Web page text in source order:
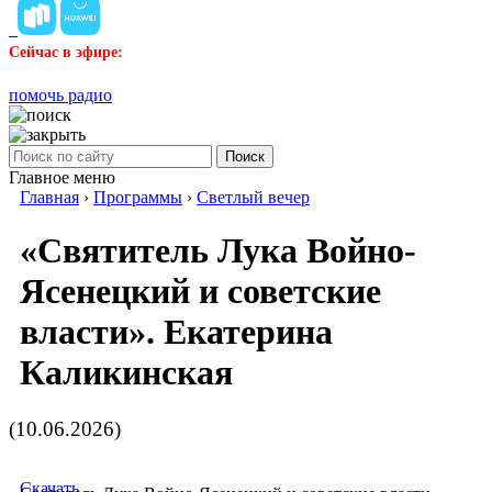
Сейчас в эфире:
помочь радио
Поиск
Главное меню
Главная › Программы › Светлый вечер
«Святитель Лука Войно-
Ясенецкий и советские
власти». Екатерина
Каликинская
(10.06.2026)
Скачать